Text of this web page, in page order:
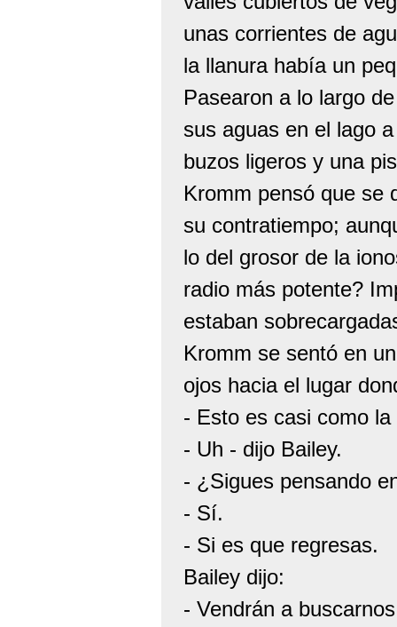
unas corrientes de
la llanura había un
Pasearon a lo largo
sus aguas en el lago
buzos ligeros y una
Kromm pensó que se
su contratiempo;
lo del grosor de la
radio más potente?
estaban
Kromm se sentó en
ojos hacia el lugar
- Esto es casi como
- Uh - dijo Bailey.
- ¿Sigues pensando
- Sí.
- Si es que regresas.
Bailey dijo:
- Vendrán a